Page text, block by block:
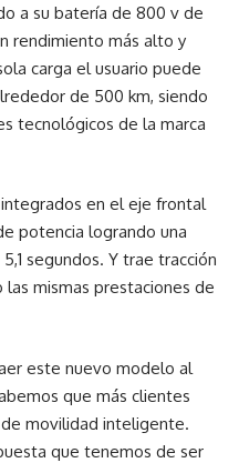
a su batería de 800 v de
rendimiento más alto y
carga el usuario puede
de 500 km, siendo
tecnológicos de la marca
en el eje frontal
potencia logrando una
segundos. Y trae tracción
mismas prestaciones de
este nuevo modelo al
que más clientes
movilidad inteligente.
que tenemos de ser